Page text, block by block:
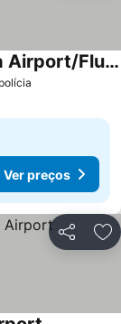
Fairfield Inn New York LaGuardia Airport/Flushing
Ver preços
Partilhar